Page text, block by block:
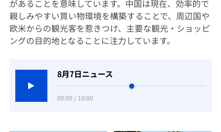
があることを意味しています。中国は現在、効率的で
親しみやすい買い物環境を構築することで、周辺国や
欧米からの観光客を惹きつけ、主要な観光・ショッピ
ングの目的地となることに注力しています。
8月7日ニュース
00:00 / 10:00